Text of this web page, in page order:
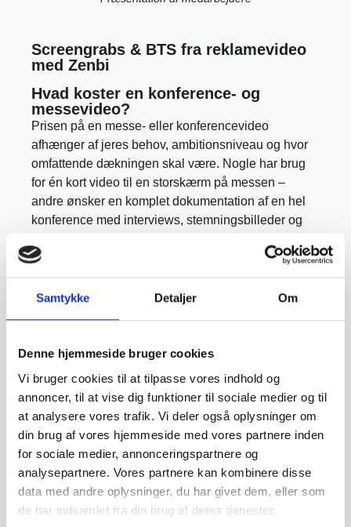
Samtykke Detaljer Om
Denne hjemmeside bruger cookies
Vi bruger cookies til at tilpasse vores indhold og
annoncer, til at vise dig funktioner til sociale medier og til
at analysere vores trafik. Vi deler også oplysninger om
din brug af vores hjemmeside med vores partnere inden
for sociale medier, annonceringspartnere og
analysepartnere. Vores partnere kan kombinere disse
data med andre oplysninger, du har givet dem, eller som
de har indsamlet fra din brug af deres tjenester.
Screengrabs & BTS fra reklamevideo
med Zenbi
Hvad koster en konference- og
messevideo?
Prisen på en messe- eller konferencevideo
afhænger af jeres behov, ambitionsniveau og hvor
omfattende dækningen skal være. Nogle har brug
for én kort video til en storskærm på messen –
andre ønsker en komplet dokumentation af en hel
konference med interviews, stemningsbilleder og
Hos HIPPO arbejder vi med en fast timepris og
tilpasser format og indhold, så I får mest muligt ud af
værdien af jeres event bagefter.
Typisk ligger prisen for enmesse- eller
konferencevideo mellem 20.000 og 40.000 kr.
men vi har også projekter, der koster både mindre
og væsentligt mere – især hvis det kræver flere
kamerafolk, grafiske elementer, animation, speak
eller flere dages optagelse. Ved større opsætninger
eller kampagner kan det nemt lande på100.000 kr.